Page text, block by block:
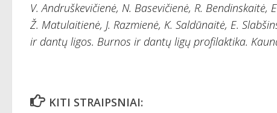
V. Andruškevičienė, N. Basevičienė, R.
Ž. Matulaitienė, J. Razmienė, K. Saldūnaitė, E.
ir dantų ligos. Burnos ir dantų ligų profilaktika.
KITI STRAIPSNIAI: